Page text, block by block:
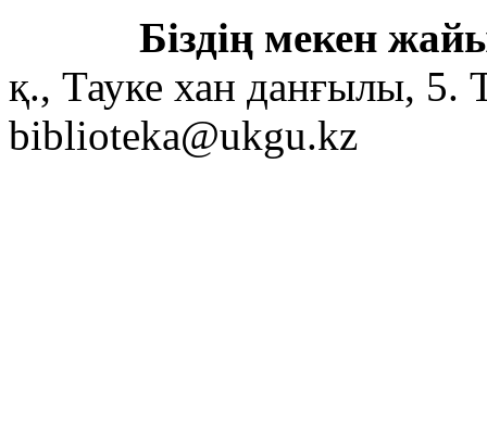
Біздің мекен
қ., Тауке хан данғылы,
biblioteka@ukgu.kz